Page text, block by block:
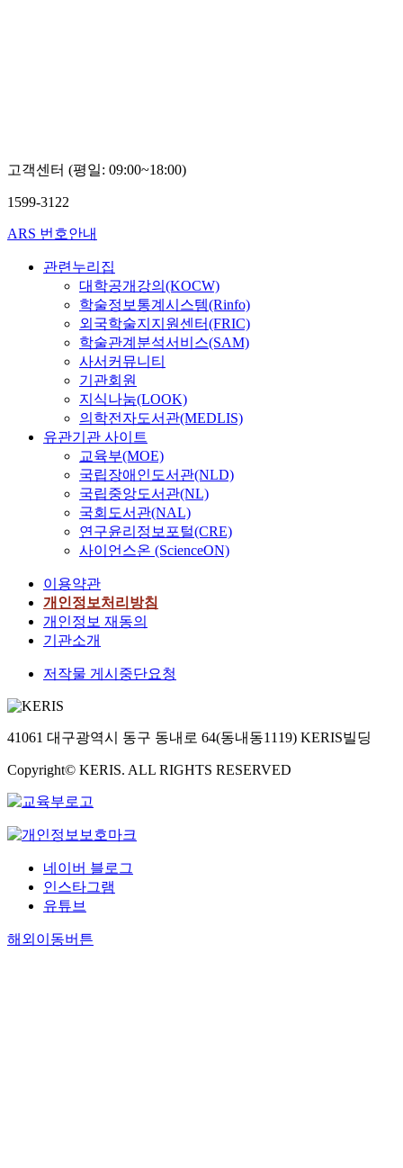
고객센터 (평일: 09:00~18:00)
1599-3122
ARS 번호안내
관련누리집
대학공개강의(KOCW)
학술정보통계시스템(Rinfo)
외국학술지지원센터(FRIC)
학술관계분석서비스(SAM)
사서커뮤니티
기관회원
지식나눔(LOOK)
의학전자도서관(MEDLIS)
유관기관 사이트
교육부(MOE)
국립장애인도서관(NLD)
국립중앙도서관(NL)
국회도서관(NAL)
연구윤리정보포털(CRE)
사이언스온 (ScienceON)
이용약관
개인정보처리방침
개인정보 재동의
기관소개
저작물 게시중단요청
41061 대구광역시 동구 동내로 64(동내동1119) KERIS빌딩
Copyright© KERIS. ALL RIGHTS RESERVED
네이버 블로그
인스타그램
유튜브
해외이동버튼